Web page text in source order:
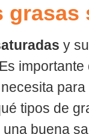
grasas
y
tipos de
buena